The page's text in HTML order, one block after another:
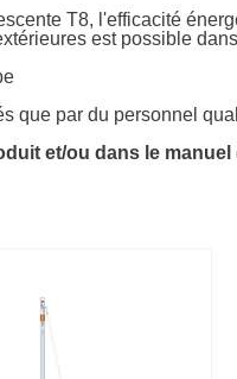
T8, l'efficacité
est possible
que par du personnel
et/ou dans le